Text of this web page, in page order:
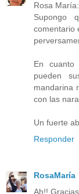
Rosa María:
Supongo
comentario
En
pueden
mandarina
con las
Un fuerte
Responder
RosaMaría
Ah!!